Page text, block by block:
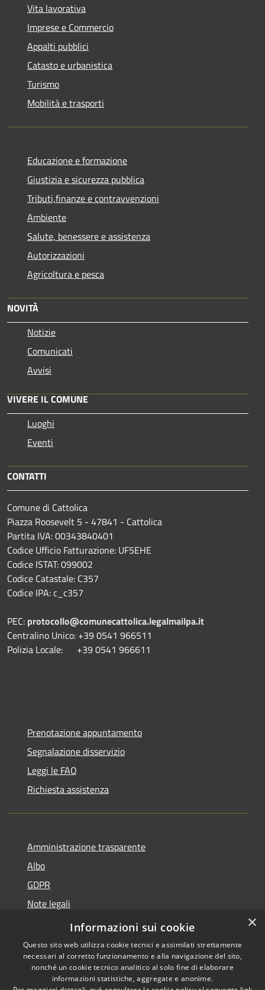
Vita lavorativa
Imprese e Commercio
Appalti pubblici
Catasto e urbanistica
Turismo
Mobilità e trasporti
Educazione e formazione
Giustizia e sicurezza pubblica
Tributi,finanze e contravvenzioni
Ambiente
Salute, benessere e assistenza
Autorizzazioni
Agricoltura e pesca
NOVITÀ
Notizie
Comunicati
Avvisi
VIVERE IL COMUNE
Luoghi
Eventi
CONTATTI
Comune di Cattolica
Piazza Roosevelt 5 - 47841 - Cattolica
Partita IVA: 00343840401
Codice Ufficio Fatturazione: UF5EHE
Codice ISTAT: 099002
Codice Catastale: C357
Codice IPA: c_c357
PEC: protocollo@comunecattolica.legalmailpa.it
Centralino Unico: +39 0541 966511
Polizia Locale: +39 0541 966611
Prenotazione appuntamento
Segnalazione disservizio
Leggi le FAQ
Richiesta assistenza
Amministrazione trasparente
Albo
GDPR
Note legali
Dichiarazione di accessibilità
Copyright © 2026 • Comune di
×
Informazioni sui cookie
Questo sito web utilizza cookie tecnici e assimilati strettamente
necessari al corretto funzionamento e alla navigazione del sito,
nonché un cookie tecnico analitico al solo fine di elaborare
informazioni statistiche, aggregate e anonime.